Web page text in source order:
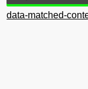
data-matched-